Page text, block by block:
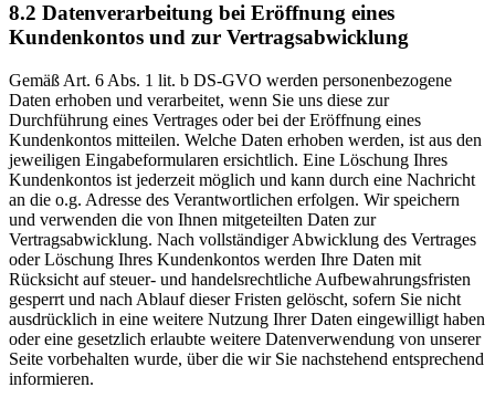
8.2 Datenverarbeitung bei Eröffnung eines
Kundenkontos und zur Vertragsabwicklung
Gemäß Art. 6 Abs. 1 lit. b DS-GVO werden personenbezogene
Daten erhoben und verarbeitet, wenn Sie uns diese zur
Durchführung eines Vertrages oder bei der Eröffnung eines
Kundenkontos mitteilen. Welche Daten erhoben werden, ist aus den
jeweiligen Eingabeformularen ersichtlich. Eine Löschung Ihres
Kundenkontos ist jederzeit möglich und kann durch eine Nachricht
an die o.g. Adresse des Verantwortlichen erfolgen. Wir speichern
und verwenden die von Ihnen mitgeteilten Daten zur
Vertragsabwicklung. Nach vollständiger Abwicklung des Vertrages
oder Löschung Ihres Kundenkontos werden Ihre Daten mit
Rücksicht auf steuer- und handelsrechtliche Aufbewahrungsfristen
gesperrt und nach Ablauf dieser Fristen gelöscht, sofern Sie nicht
ausdrücklich in eine weitere Nutzung Ihrer Daten eingewilligt haben
oder eine gesetzlich erlaubte weitere Datenverwendung von unserer
Seite vorbehalten wurde, über die wir Sie nachstehend entsprechend
informieren.